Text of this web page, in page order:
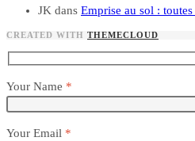
JK dans Emprise au sol :
CREATED WITH THEMECLOUD
Your Name *
Your Email *